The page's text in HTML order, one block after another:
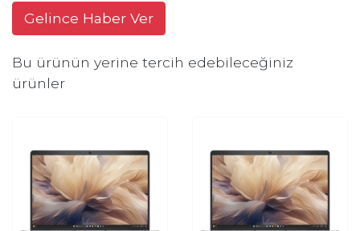
Gelince Haber Ver
Bu ürünün yerine tercih edebileceğiniz
ürünler